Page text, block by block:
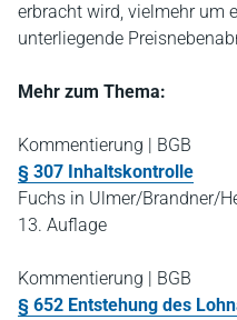
erbracht wird, vielmehr um
unterliegende
Mehr zum Thema:
Kommentierung | BGB
§ 307 Inhaltskontrolle
Fuchs in Ulmer/Brandner/
13. Auflage
Kommentierung | BGB
§ 652 Entstehung des